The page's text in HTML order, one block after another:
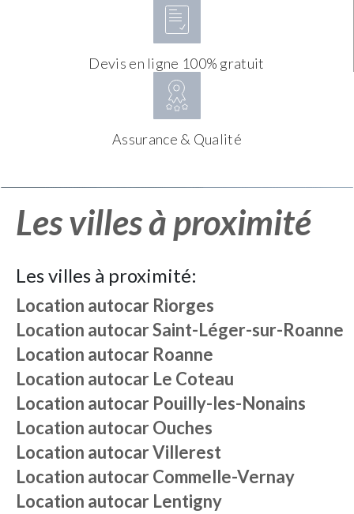
Devis en ligne 100% gratuit
Assurance & Qualité
Les villes à proximité
Les villes à proximité:
Location autocar Riorges
Location autocarSaint-Léger-sur-Roanne
Location autocar Roanne
Location autocar Le Coteau
Location autocar Pouilly-les-Nonains
Location autocarOuches
Location autocarVillerest
Location autocarCommelle-Vernay
Location autocar Lentigny